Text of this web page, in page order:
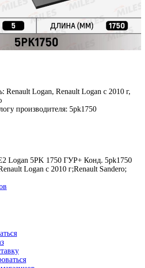
Renault Logan, Renault Logan c 2010 г,
производителя: 5pk1750
Logan 5PK 1750 ГУР+ Конд. 5pk1750
Logan c 2010 г;Renault Sandero;